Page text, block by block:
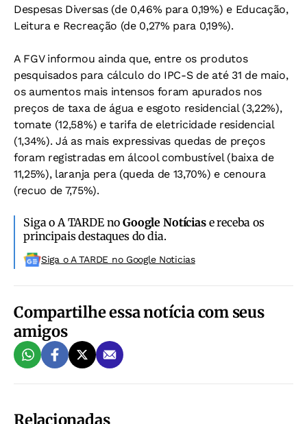
Despesas Diversas (de 0,46% para 0,19%) e Educação,
Leitura e Recreação (de 0,27% para 0,19%).
A FGV informou ainda que, entre os produtos
pesquisados para cálculo do IPC-S de até 31 de maio,
os aumentos mais intensos foram apurados nos
preços de taxa de água e esgoto residencial (3,22%),
tomate (12,58%) e tarifa de eletricidade residencial
(1,34%). Já as mais expressivas quedas de preços
foram registradas em álcool combustível (baixa de
11,25%), laranja pera (queda de 13,70%) e cenoura
(recuo de 7,75%).
Siga o A TARDE noGoogle Notíciase receba os
principais destaques do dia.
Siga o A TARDE no Google Noticias
Compartilhe essa notícia com seus
amigos
Relacionadas